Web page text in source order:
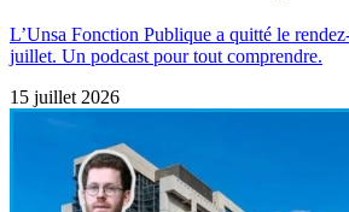
L’Unsa Fonction Publique a quitté le
juillet. Un podcast pour tout comprendre.
15 juillet 2026